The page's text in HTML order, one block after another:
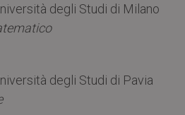
degli Studi di Milano
degli Studi di Pavia